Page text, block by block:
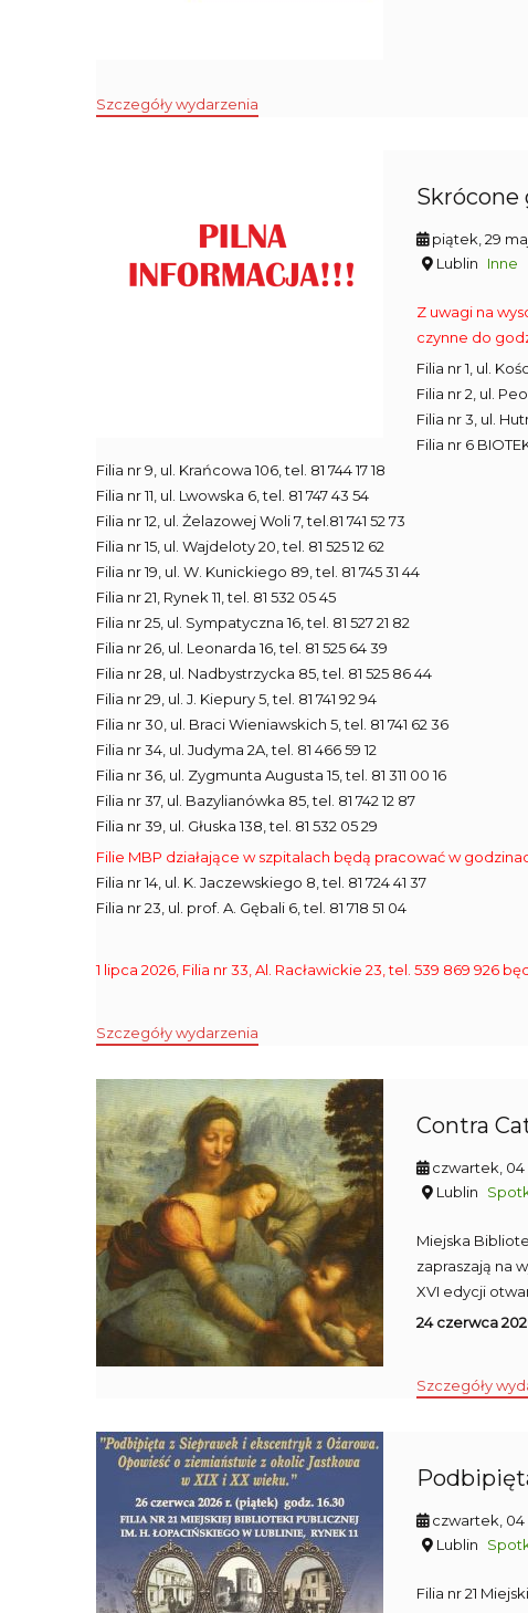
Szczegóły wydarzenia
Skrócone
piątek, 29
Lublin
Inne
Z uwagi na
czynne do
Filia nr 1, ul.
Filia nr 2, ul.
Filia nr 3, ul.
Filia nr 6
Filia nr 9, ul. Krańcowa 106, tel. 81 744 17 18
Filia nr 11, ul. Lwowska 6, tel. 81 747 43 54
Filia nr 12, ul. Żelazowej Woli 7, tel.81 741 52 73
Filia nr 15, ul. Wajdeloty 20, tel. 81 525 12 62
Filia nr 19, ul. W. Kunickiego 89, tel. 81 745 31 44
Filia nr 21, Rynek 11, tel. 81 532 05 45
Filia nr 25, ul. Sympatyczna 16, tel. 81 527 21 82
Filia nr 26, ul. Leonarda 16, tel. 81 525 64 39
Filia nr 28, ul. Nadbystrzycka 85, tel. 81 525 86 44
Filia nr 29, ul. J. Kiepury 5, tel. 81 741 92 94
Filia nr 30, ul. Braci Wieniawskich 5, tel. 81 741 62 36
Filia nr 34, ul. Judyma 2A, tel. 81 466 59 12
Filia nr 36, ul. Zygmunta Augusta 15, tel. 81 311 00 16
Filia nr 37, ul. Bazylianówka 85, tel. 81 742 12 87
Filia nr 39, ul. Głuska 138, tel. 81 532 05 29
Filie MBP działające w szpitalach będą pracować w
Filia nr 14, ul. K. Jaczewskiego 8, tel. 81 724 41 37
Filia nr 23, ul. prof. A. Gębali 6, tel. 81 718 51 04
1 lipca 2026, Filia nr 33, Al. Racławickie 23, tel. 539 869 926
Szczegóły wydarzenia
Contra
czwartek,
Lublin
Miejska
zapraszają na
XVI edycji
24 czerwca
Szczegóły
czwartek,
Lublin
Filia nr 21